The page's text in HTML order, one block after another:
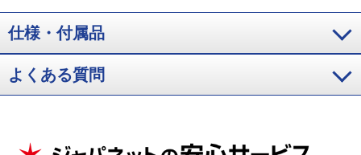
例。約14畳試験室で外気温30℃、湿度60％、室温25℃となるよう運転した場
合。
※9：ナノイーＸ搭載2018年以降モデル対象
仕様・付属品
よくある質問